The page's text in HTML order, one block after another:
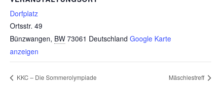
Dorfplatz
Ortsstr. 49
Bünzwangen, BW 73061 Deutschland Google Karte
anzeigen
KKC – Die Sommerolympiade Mäschlestreff